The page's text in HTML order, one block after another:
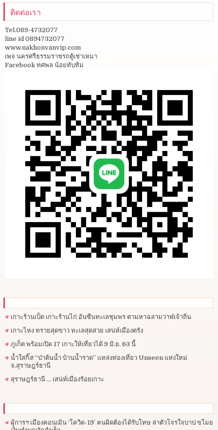
ติดต่อเรา
Tel.089-4732077
line id 0894732077
www.nakhonvanvip.com
เพจ นครศรีธรรมราชรถตู้เช่าเหมา
Facebook ทศพล น้อยทับทิม
เกาะร้านเป็ด เกาะร้านไก่ อันซีนทะเลชุมพร ตามหาฉลามวาฬเจ้าถิ่น
เกาะไหง ทรายสุดขาว ทะเลสุดสวย เสน่ห์เมืองตรัง
ภูเก็ต พร้อมเปิด 17 เกาะให้เที่ยวได้ 9 มิ.ย. 63 นี้
น้ำใสกิ๊ง! “ป่าต้นน้ำ บ้านน้ำราด” แหล่งท่องเที่ยว Unseen แห่งใหม่
จ.สุราษฎร์ธานี
สุราษฎร์ธานี … เสน่ห์เมืองร้อยเกาะ
ผู้การฯ​ เมืองคอนเมิน ‘โควิด-19’ คนผิดต้องได้รับโทษ ล่าตัวโจรใจบาป ขโมย